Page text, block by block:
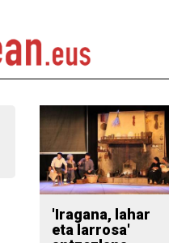
'Iragana, lahar
eta larrosa'